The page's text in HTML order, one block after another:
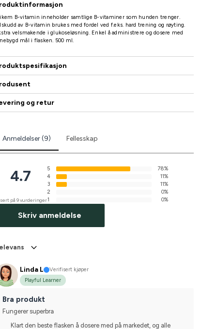
B-vitamin inneholder samtlige B-vitaminer som hunden trenger.
av B-vitamin brukes med fordel ved f.eks. hard trening og røyting.
velsmakende i glukoseløsning. Enkel å administrere og dosere med
mål i flasken. 500 ml.
og retur
Anmeldelser (9) Fellesskap
4.7
på 9 vurderinger
5
78%
4
11%
3
11%
2
0%
1
0%
Skriv anmeldelse
Linda L
Verifisert kjøper
Playful Learner
Bra produkt
Fungerer superbra
Klart den beste flasken å dosere med på markedet, og alle